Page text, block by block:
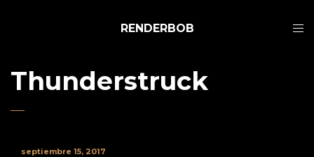
RENDERBOB
Thunderstruck
septiembre 15, 2017